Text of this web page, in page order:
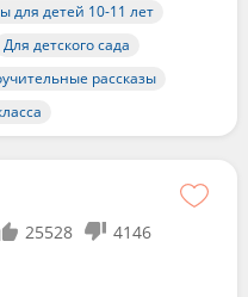
для детей 10-11 лет
Для детского сада
рассказы
25528
4146